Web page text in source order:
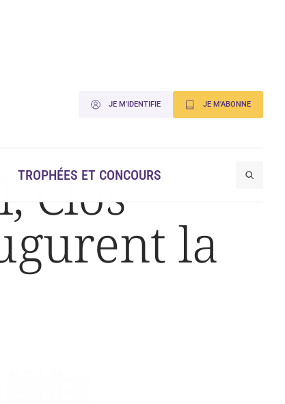
JE M'IDENTIFIE JE M'ABONNE
TROPHÉES ET CONCOURS
Clos
la